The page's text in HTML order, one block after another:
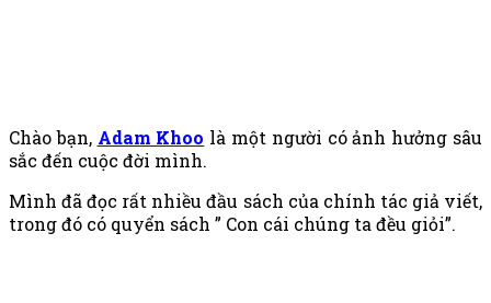
Chào bạn, Adam Khoo là một người có ảnh hưởng sâu
sắc đến cuộc đời mình.
Mình đã đọc rất nhiều đầu sách của chính tác giả viết,
trong đó có quyển sách ” Con cái chúng ta đều giỏi”.